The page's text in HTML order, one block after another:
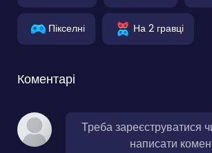
Пікселні На 2 гравці
Коментарі
Треба зареєструватися
написати